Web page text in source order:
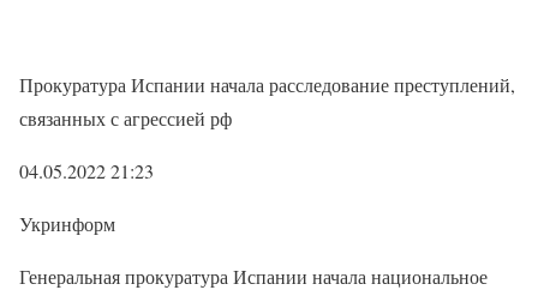
Прокуратура Испании начала расследование преступлений,
связанных с агрессией рф
04.05.2022 21:23
Укринформ
Генеральная прокуратура Испании начала национальное